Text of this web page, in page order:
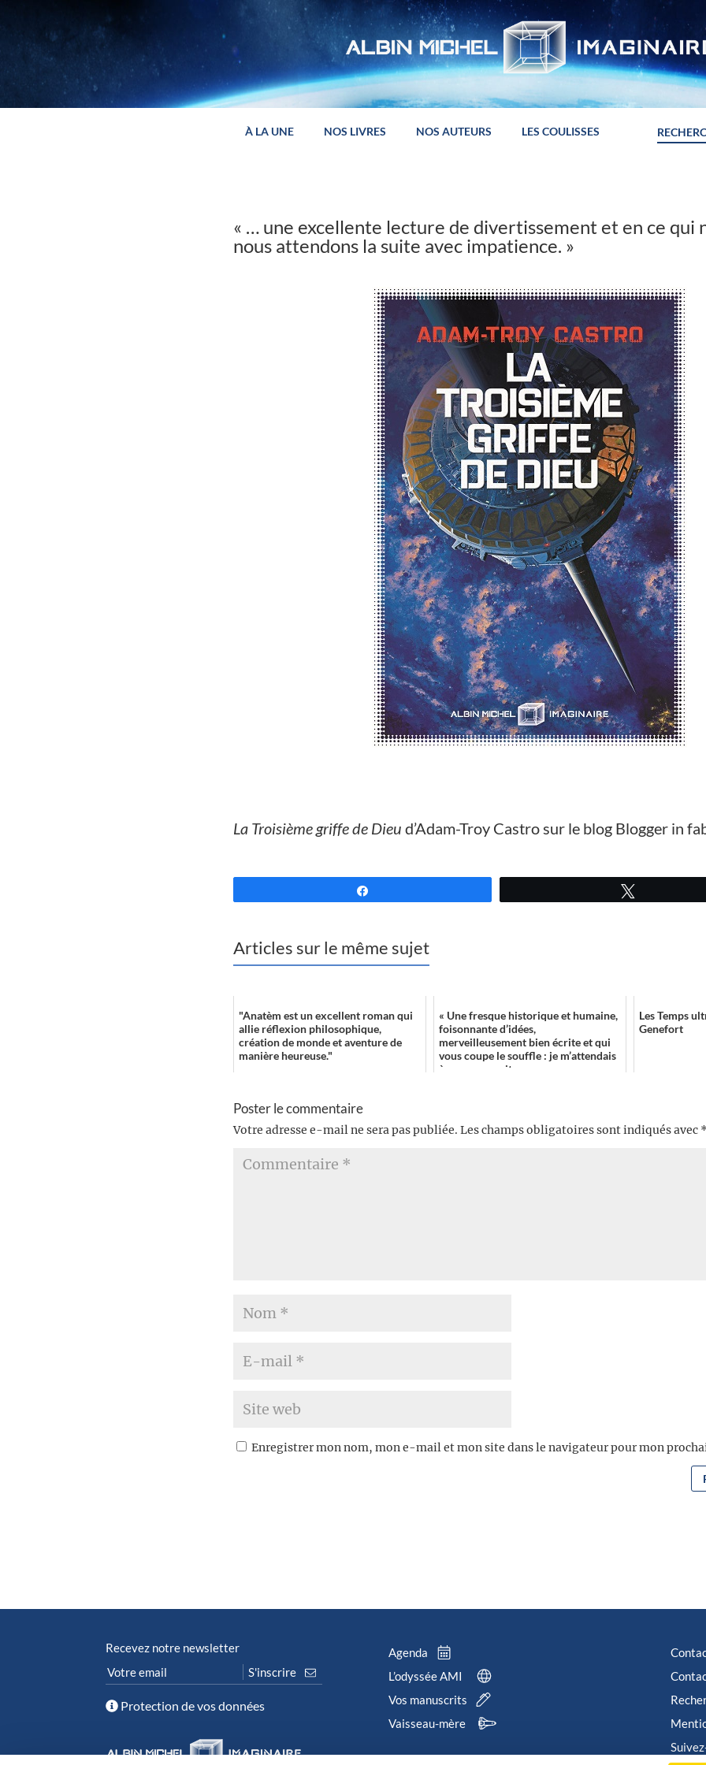
À LA UNE NOS LIVRES NOS AUTEURS LES COULISSES
« … une excellente lecture de divertissement et en ce qui
nous attendons la suite avec impatience. »
La Troisième griffe de Dieu d’Adam-Troy Castro sur le blog Blogger in
Articles sur le même sujet
"Anatèm est un excellent roman qui
allie réflexion philosophique,
création de monde et aventure de
manière heureuse."
« Une fresque historique et humaine,
foisonnante d’idées,
merveilleusement bien écrite et qui
vous coupe le souffle : je m’attendais
à ce que ce soit ...
Les Temps
Genefort
Poster le commentaire
Votre adresse e-mail ne sera pas publiée. Les champs obligatoires sont indiqués avec
Enregistrer mon nom, mon e-mail et mon site dans le navigateur pour mon
Recevez notre newsletter
Protection de vos données
Agenda
L’odyssée AMI
Vos manuscrits
Vaisseau-mère